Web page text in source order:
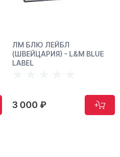
ЛМ БЛЮ ЛЕЙБЛ
(ШВЕЙЦАРИЯ) - L&M BLUE
LABEL
3 000 ₽